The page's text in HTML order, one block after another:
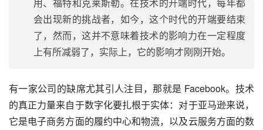
用、福特和克莱斯勒。在技术的开端时代，每年都
会出现新的挑战者，如今，这个时代的开端要结束
了，然而，这并不意味着技术的影响力在一定程度
上有所减弱了，实际上，它的影响才刚刚开始。
有一家公司的缺席尤其引人注目，那就是 Facebook。技术
的真正力量来自于数字化要扎根于实体：对于亚马逊来说，
它是电子商务方面的履约中心和物流，以及云服务方面的数